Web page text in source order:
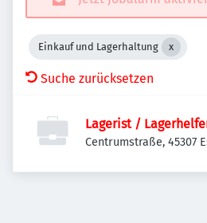
Einkauf und Lagerhaltung
Suche zurücksetzen
Lagerist /
Centrumstraße, 45307